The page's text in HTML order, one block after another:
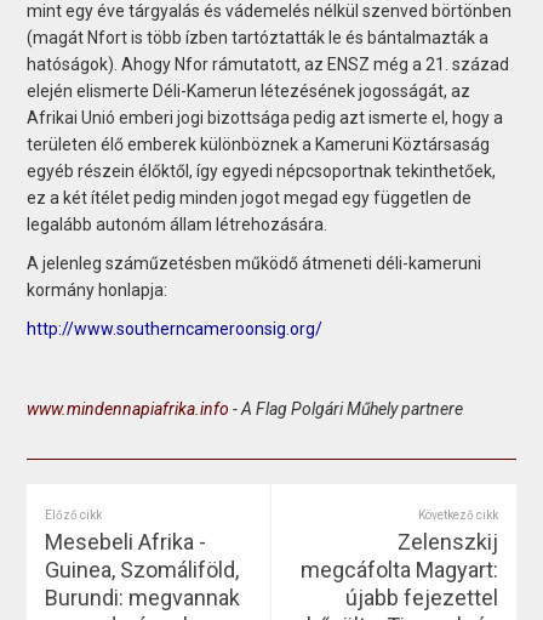
mint egy éve tárgyalás és vádemelés nélkül szenved börtönben
(magát Nfort is több ízben tartóztatták le és bántalmazták a
hatóságok). Ahogy Nfor rámutatott, az ENSZ még a 21. század
elején elismerte Déli-Kamerun létezésének jogosságát, az
Afrikai Unió emberi jogi bizottsága pedig azt ismerte el, hogy a
területen élő emberek különböznek a Kameruni Köztársaság
egyéb részein élőktől, így egyedi népcsoportnak tekinthetőek,
ez a két ítélet pedig minden jogot megad egy független de
legalább autonóm állam létrehozására.
A jelenleg száműzetésben működő átmeneti déli-kameruni
kormány honlapja:
http://www.southerncameroonsig.org/
www.mindennapiafrika.info - A Flag Polgári Műhely partnere
Előző cikk
Mesebeli Afrika -
Guinea, Szomáliföld,
Burundi: megvannak
Következő cikk
Zelenszkij
megcáfolta Magyart:
újabb fejezettel